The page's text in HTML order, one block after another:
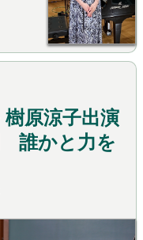
原涼子出演
誰かと力を